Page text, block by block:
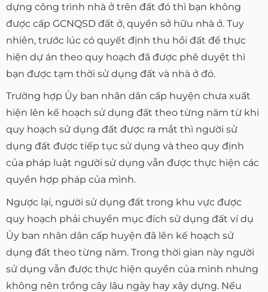
dựng công trình nhà ở trên đất đó thì bạn không
được cấp GCNQSD đất ở, quyền sở hữu nhà ở. Tuy
nhiên, trước lúc có quyết định thu hồi đất để thực
hiện dự án theo quy hoạch đã được phê duyệt thì
bạn được tạm thời sử dụng đất và nhà ở đó.
Trường hợp Ủy ban nhân dân cấp huyện chưa xuất
hiện lên kế hoạch sử dụng đất theo từng năm từ khi
quy hoạch sử dụng đất được ra mắt thì người sử
dụng đất được tiếp tục sử dụng và theo quy định
của pháp luật người sử dụng vẫn được thực hiện các
quyền hợp pháp của mình.
Ngược lại, người sử dụng đất trong khu vực được
quy hoạch phải chuyển mục đích sử dụng đất ví dụ
Ủy ban nhân dân cấp huyện đã lên kế hoạch sử
dụng đất theo từng năm. Trong thời gian này người
sử dụng vẫn được thực hiện quyền của mình nhưng
không nên trồng cây lâu ngày hay xây dựng. Nếu